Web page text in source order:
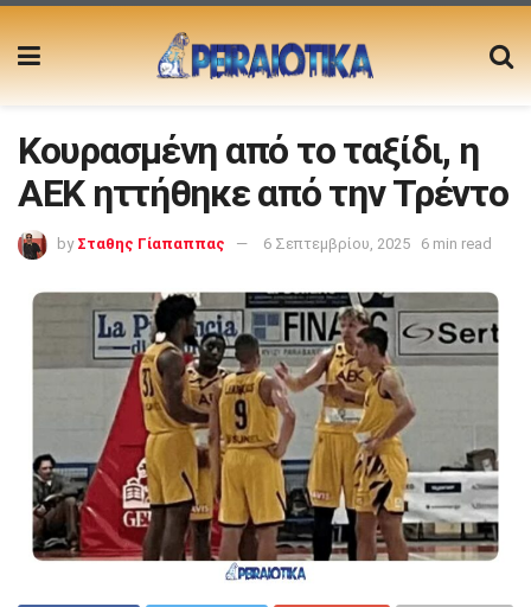
Κουρασμένη από το ταξίδι, η
ΑΕΚ ηττήθηκε από την Τρέντο
by Σταθης Γίαπαππας 6 Σεπτεμβρίου, 2025 6 min read